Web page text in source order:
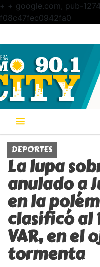
+ + google.com, pub-
f08c47fec0942fa0
DEPORTES
La lupa
anulado a
en la
clasificó al
VAR, en el
tormenta